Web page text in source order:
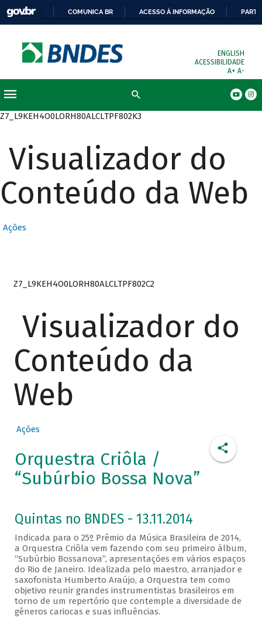
COMUNICA BR ACESSO À INFORMAÇÃO
ENGLISH
ACESSIBILIDADE
A+ A-
Z7_L9KEH4O0LORH80ALCLTPF802K3
Visualizador do
Conteúdo da Web
Ações
Z7_L9KEH4O0LORH80ALCLTPF802C2
Visualizador do
Conteúdo da
Web
Ações
Orquestra Criôla /
“Subúrbio Bossa Nova”
Quintas no BNDES - 13.11.2014
Indicada para o 25º Prêmio da Música Brasileira de 2014,
a Orquestra Criôla vem fazendo com seu primeiro álbum,
“Subúrbio Bossanova”, apresentações em vários espaços
do Rio de Janeiro. Idealizada pelo maestro, arranjador e
saxofonista Humberto Araújo, a Orquestra tem como
objetivo reunir grandes instrumentistas brasileiros em
torno de um repertório que contemple a diversidade de
gêneros cariocas e suas influências.